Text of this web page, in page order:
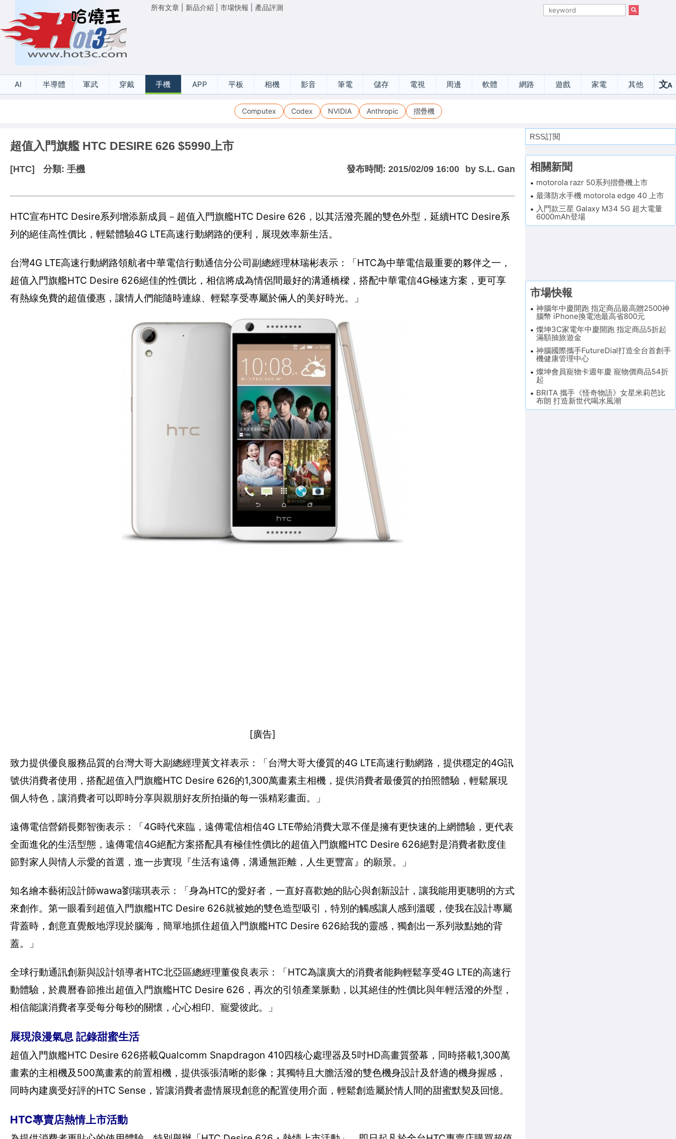
所有文章 新品介紹 市場快報 產品評測
AI 半導體 軍武 穿戴 手機 APP 平板 相機 影音 筆電 儲存 電視 周邊 軟體 網路 遊戲 家電 其他 文A
Computex Codex NVIDIA Anthropic 摺疊機
超值入門旗艦 HTC DESIRE 626 $5990上市
[HTC] 分類: 手機 發布時間: 2015/02/09 16:00 by S.L. Gan
HTC宣布HTC Desire系列增添新成員－超值入門旗艦HTC Desire 626，以其活潑亮麗的雙色外型，延續HTC Desire系
列的絕佳高性價比，輕鬆體驗4G LTE高速行動網路的便利，展現效率新生活。
台灣4G LTE高速行動網路領航者中華電信行動通信分公司副總經理林瑞彬表示：「HTC為中華電信最重要的夥伴之一，
超值入門旗艦HTC Desire 626絕佳的性價比，相信將成為情侶間最好的溝通橋樑，搭配中華電信4G極速方案，更可享
有熱線免費的超值優惠，讓情人們能隨時連線、輕鬆享受專屬於倆人的美好時光。」
[廣告]
致力提供優良服務品質的台灣大哥大副總經理黃文祥表示：「台灣大哥大優質的4G LTE高速行動網路，提供穩定的4G訊
號供消費者使用，搭配超值入門旗艦HTC Desire 626的1,300萬畫素主相機，提供消費者最優質的拍照體驗，輕鬆展現
個人特色，讓消費者可以即時分享與親朋好友所拍攝的每一張精彩畫面。」
遠傳電信營銷長鄭智衡表示：「4G時代來臨，遠傳電信相信4G LTE帶給消費大眾不僅是擁有更快速的上網體驗，更代表
全面進化的生活型態，遠傳電信4G絕配方案搭配具有極佳性價比的超值入門旗艦HTC Desire 626絕對是消費者歡度佳
節對家人與情人示愛的首選，進一步實現『生活有遠傳，溝通無距離，人生更豐富』的願景。」
知名繪本藝術設計師wawa劉瑞琪表示：「身為HTC的愛好者，一直好喜歡她的貼心與創新設計，讓我能用更聰明的方式
來創作。第一眼看到超值入門旗艦HTC Desire 626就被她的雙色造型吸引，特別的觸感讓人感到溫暖，使我在設計專屬
背蓋時，創意直覺般地浮現於腦海，簡單地抓住超值入門旗艦HTC Desire 626給我的靈感，獨創出一系列妝點她的背
蓋。」
全球行動通訊創新與設計領導者HTC北亞區總經理董俊良表示：「HTC為讓廣大的消費者能夠輕鬆享受4G LTE的高速行
動體驗，於農曆春節推出超值入門旗艦HTC Desire 626，再次的引領產業脈動，以其絕佳的性價比與年輕活潑的外型，
相信能讓消費者享受每分每秒的關懷，心心相印、寵愛彼此。」
展現浪漫氣息 記錄甜蜜生活
超值入門旗艦HTC Desire 626搭載Qualcomm Snapdragon 410四核心處理器及5吋HD高畫質螢幕，同時搭載1,300萬
畫素的主相機及500萬畫素的前置相機，提供張張清晰的影像；其獨特且大膽活潑的雙色機身設計及舒適的機身握感，
同時內建廣受好評的HTC Sense，皆讓消費者盡情展現創意的配置使用介面，輕鬆創造屬於情人間的甜蜜默契及回憶。
HTC專賣店熱情上市活動
RSS訂閱
相關新聞
motorola razr 50系列摺疊機上市
最薄防水手機 motorola edge 40 上市
入門款三星 Galaxy M34 5G 超大電量
6000mAh登場
市場快報
神腦年中慶開跑 指定商品最高贈2500神
腦幣 iPhone換電池最高省800元
燦坤3C家電年中慶開跑 指定商品5折起
滿額抽旅遊金
神腦國際攜手FutureDial打造全台首創手
機健康管理中心
燦坤會員寵物卡週年慶 寵物價商品54折
起
BRITA 攜手《怪奇物語》女星米莉芭比
布朗 打造新世代喝水風潮